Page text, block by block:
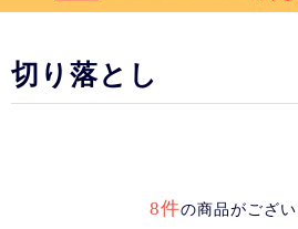
切り落とし
8件の商品がござい